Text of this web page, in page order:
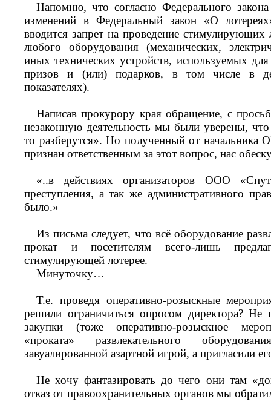
Напомню, что согласно Федерального
изменений в Федеральный закон «О
вводится запрет на проведение стимулирующих
любого оборудования (механических,
иных технических устройств, используемых
призов и (или) подарков, в том числе в
показателях).
Написав прокурору края обращение, с
незаконную деятельность мы были уверены,
то разберутся». Но полученный от начальника
признан ответственным за этот вопрос, нас
«..в действиях организаторов ООО
преступления, а так же административного
было.»
Из письма следует, что всё оборудование
прокат и посетителям всего-лишь
стимулирующей лотерее.
Минуточку…
Т.е. проведя оперативно-розыскные
решили ограничиться опросом директора? Не
закупки (тоже оперативно-розыскное
«проката» развлекательного
завуалированной азартной игрой, а пригласили
Не хочу фантазировать до чего они там
отказ от правоохранительных органов мы